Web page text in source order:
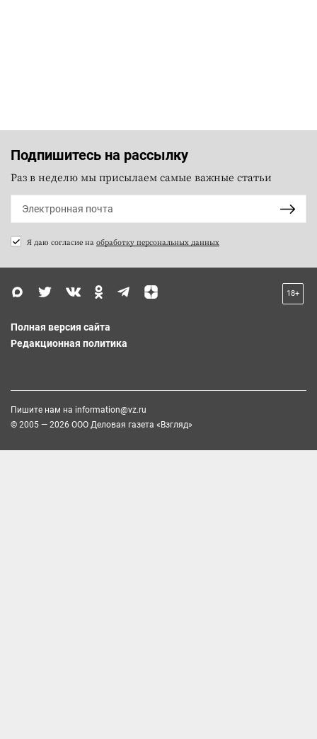
Подпишитесь на рассылку
Раз в неделю мы присылаем самые важные статьи
Я даю согласие на обработку персональных данных
18+
Полная версия сайта
Редакционная политика
Пишите нам на information@vz.ru
© 2005 — 2026 ООО Деловая газета «Взгляд»